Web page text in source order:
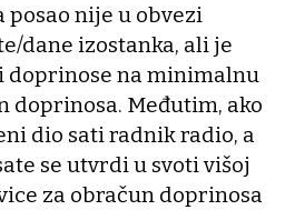
posao nije u obvezi
dane izostanka, ali je
doprinose na minimalnu
doprinosa. Međutim, ako
dio sati radnik radio, a
se utvrdi u svoti višoj
za obračun doprinosa